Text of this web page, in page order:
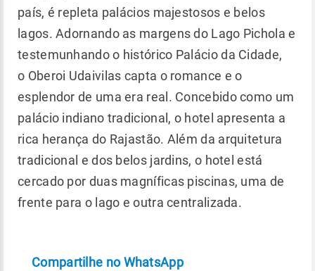
país, é repleta palácios majestosos e belos
lagos. Adornando as margens do Lago Pichola e
testemunhando o histórico Palácio da Cidade,
o Oberoi Udaivilas capta o romance e o
esplendor de uma era real. Concebido como um
palácio indiano tradicional, o hotel apresenta a
rica herança do Rajastão. Além da arquitetura
tradicional e dos belos jardins, o hotel está
cercado por duas magníficas piscinas, uma de
frente para o lago e outra centralizada.
Compartilhe no WhatsApp